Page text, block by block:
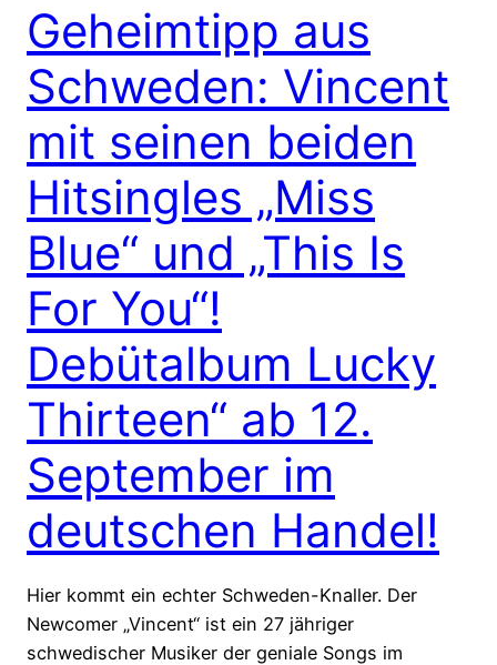
Geheimtipp aus
Schweden: Vincent
mit seinen beiden
Hitsingles „Miss
Blue“ und „This Is
For You“!
Debütalbum Lucky
Thirteen“ ab 12.
September im
deutschen Handel!
Hier kommt ein echter Schweden-Knaller. Der
Newcomer „Vincent“ ist ein 27 jähriger
schwedischer Musiker der geniale Songs im